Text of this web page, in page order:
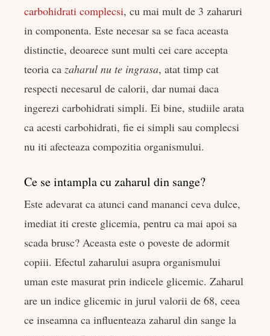
carbohidrati complecsi, cu mai mult de 3 zaharuri
in componenta. Este necesar sa se faca aceasta
distinctie, deoarece sunt multi cei care accepta
teoria ca zaharul nu te ingrasa, atat timp cat
respecti necesarul de calorii, dar numai daca
ingerezi carbohidrati simpli. Ei bine, studiile arata
ca acesti carbohidrati, fie ei simpli sau complecsi
nu iti afecteaza compozitia organismului.
Ce se intampla cu zaharul din sange?
Este adevarat ca atunci cand mananci ceva dulce,
imediat iti creste glicemia, pentru ca mai apoi sa
scada brusc? Aceasta este o poveste de adormit
copiii. Efectul zaharului asupra organismului
uman este masurat prin indicele glicemic. Zaharul
are un indice glicemic in jurul valorii de 68, ceea
ce inseamna ca influenteaza zaharul din sange la